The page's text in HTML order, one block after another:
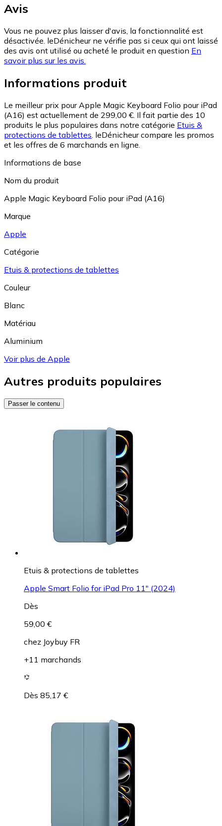
Avis
Vous ne pouvez plus laisser d'avis, la fonctionnalité est
désactivée. leDénicheur ne vérifie pas si ceux qui ont laissé
des avis ont utilisé ou acheté le produit en question En
savoir plus sur les avis.
Informations produit
Le meilleur prix pour Apple Magic Keyboard Folio pour iPad
(A16) est actuellement de 299,00 €. Il fait partie des 10
produits le plus populaires dans notre catégorie Etuis &
protections de tablettes leDénicheur compare les promos
et les offres de 6 marchands en ligne.
Informations de base
Nom du produit
Apple Magic Keyboard Folio pour iPad (A16)
Marque
Apple
Catégorie
Etuis & protections de tablettes
Couleur
Blanc
Matériau
Aluminium
Voir plus de Apple
Autres produits populaires
Passer le contenu
Etuis & protections de tablettes
Apple Smart Folio for iPad Pro 11" (2024)
Dès
59,00 €
chez Joybuy FR
+11 marchands
Dès 85,17 €